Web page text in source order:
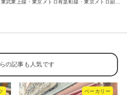
東武東上線・東京メトロ有楽町線・東京メトロ副都心線「和光市」駅 徒歩14～15分
ベーカリー